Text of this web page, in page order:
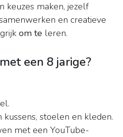
keuzes maken, jezelf
en creatieve
om te leren.
een 8 jarige?
stoelen en kleden.
met een YouTube-